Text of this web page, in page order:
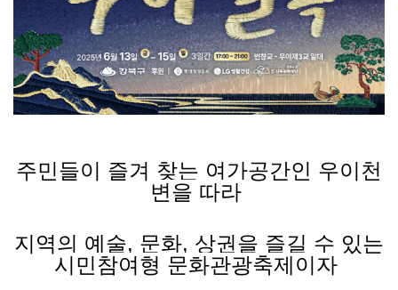
주민들이 즐겨 찾는 여가공간인 우이천
변을 따라
지역의 예술, 문화, 상권을 즐길 수 있는
시민참여형 문화관광축제이자